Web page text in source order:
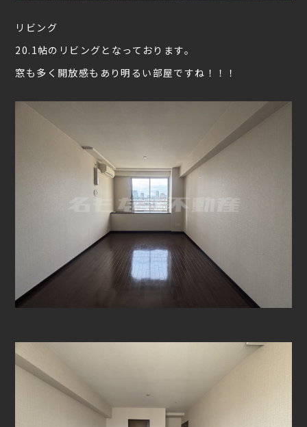
リビング
20.1帖のリビングとなっております。
窓も多く開放感もあり明るい部屋ですね！！！